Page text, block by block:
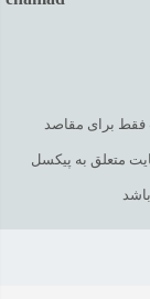
فقط برای مقاصد
متعلق به پیکسل